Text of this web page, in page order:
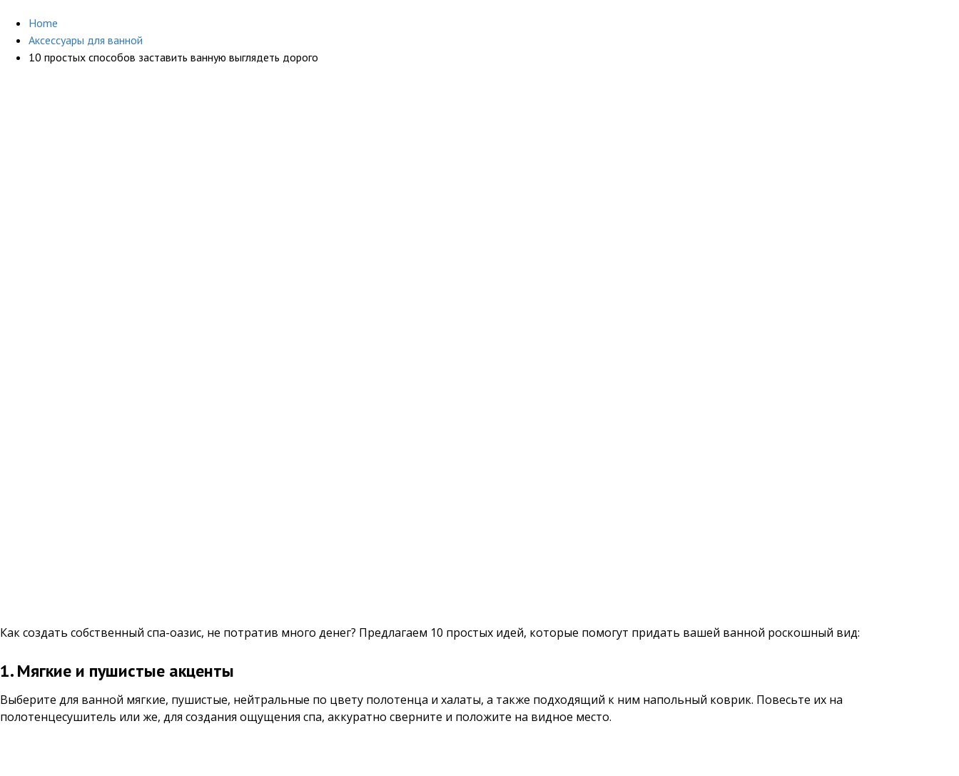
Home
Аксессуары для ванной
10 простых способов заставить ванную выглядеть дорого
Как создать собственный спа-оазис, не потратив много денег? Предлагаем 10 простых идей, которые помогут придать вашей ванной роскошный вид:
1. Мягкие и пушистые акценты
Выберите для ванной мягкие, пушистые, нейтральные по цвету полотенца и халаты, а также подходящий к ним напольный коврик. Повесьте их на
полотенцесушитель или же, для создания ощущения спа, аккуратно сверните и положите на видное место.